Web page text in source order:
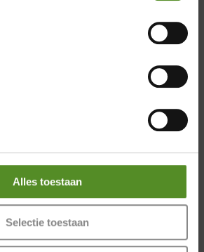
Alles toestaan
Selectie toestaan
een kern aanpasbaar
product
12:00 – 17:00
12:00 – 17:00